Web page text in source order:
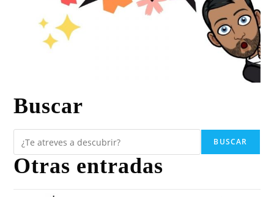
Buscar
BUSCAR
Otras entradas